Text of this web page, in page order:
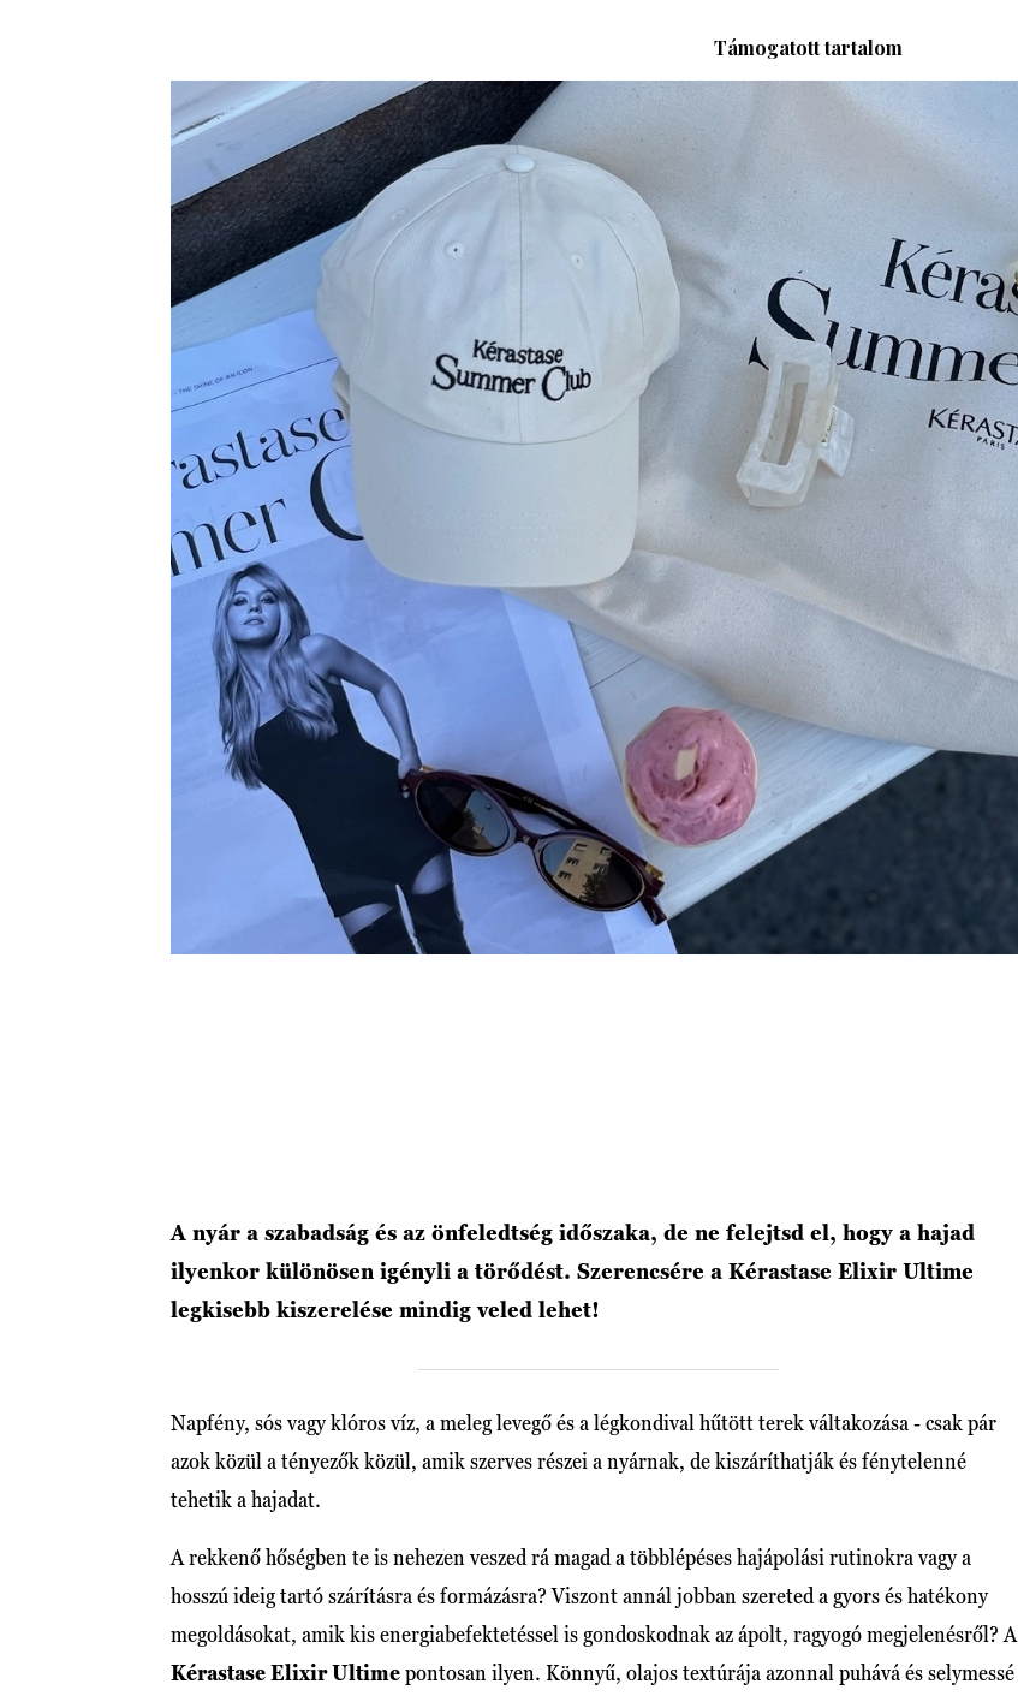
Támogatott tartalom
A nyár a szabadság és az önfeledtség időszaka, de ne felejtsd el, hogy a hajad
ilyenkor különösen igényli a törődést. Szerencsére a Kérastase Elixir Ultime
legkisebb kiszerelése mindig veled lehet!
Napfény, sós vagy klóros víz, a meleg levegő és a légkondival hűtött terek váltakozása - csak pár
azok közül a tényezők közül, amik szerves részei a nyárnak, de kiszáríthatják és fénytelenné
tehetik a hajadat.
A rekkenő hőségben te is nehezen veszed rá magad a többlépéses hajápolási rutinokra vagy a
hosszú ideig tartó szárításra és formázásra? Viszont annál jobban szereted a gyors és hatékony
megoldásokat, amik kis energiabefektetéssel is gondoskodnak az ápolt, ragyogó megjelenésről? A
Kérastase Elixir Ultimepontosan ilyen. Könnyű, olajos textúrája azonnal puhává és selymessé